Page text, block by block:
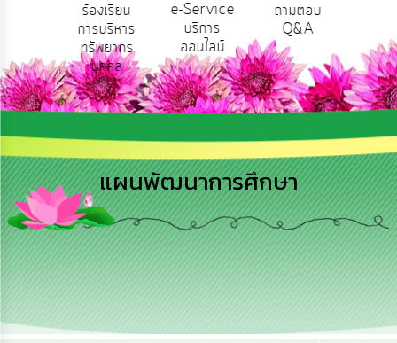
การ
บริหาร/
พัฒนา
ทรัพยากร
การ
บริหาร
งาน
การ
ส่ง
เสริม
ความ
ร้องเรียน
การบริหาร
ทรัพยากร
บุคคล
e-Service
บริการ
ออนไลน์
ถามตอบ
Q&A
พ
แผนพัฒนาการศึกษา